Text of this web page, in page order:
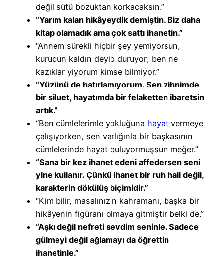
değil sütü bozuktan korkacaksın.”
“Yarım kalan hikâyeydik demiştin. Biz daha
kitap olamadık ama çok sattı ihanetin.”
“Annem sürekli hiçbir şey yemiyorsun,
kurudun kaldın deyip duruyor; ben ne
kazıklar yiyorum kimse bilmiyor.”
“Yüzünü de hatırlamıyorum. Sen zihnimde
bir siluet, hayatımda bir felaketten ibaretsin
artık.”
“Ben cümlelerimle yokluğuna hayat vermeye
çalışıyorken, sen varlığınla bir başkasının
cümlelerinde hayat buluyormuşsun meğer.”
“Sana bir kez ihanet edeni affedersen seni
yine kullanır. Çünkü ihanet bir ruh hali değil,
karakterin dökülüş biçimidir.”
“Kim bilir, masalınızın kahramanı, başka bir
hikâyenin figüranı olmaya gitmiştir belki de.”
“Aşkı değil nefreti sevdim seninle. Sadece
gülmeyi değil ağlamayı da öğrettin
ihanetinle.”